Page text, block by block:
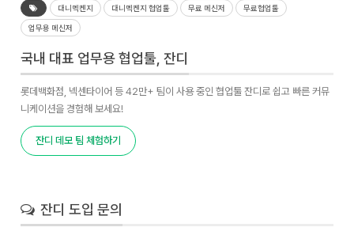
대니멕켄지 대니멕켄지 협업툴 무료 메신저 무료협업툴
업무용 메신저
국내 대표 업무용 협업툴, 잔디
롯데백화점, 넥센타이어 등 42만+ 팀이 사용 중인 협업툴 잔디로 쉽고 빠른 커뮤
니케이션을 경험해 보세요!
잔디 데모 팀 체험하기
잔디 도입 문의